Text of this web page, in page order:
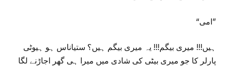
“امی”
ہیں!!! میری بیگم!!! یہ میری بیگم ہیں؟ ستیاناس ہو ہیوٹی
پارلر کا جو میری بیٹی کی شادی میں میرا ہی گھر اجاڑنے لگا